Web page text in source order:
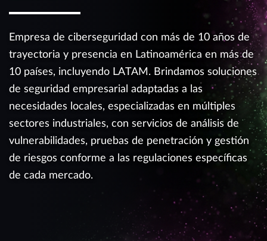
Empresa de ciberseguridad con más de 10 años de
trayectoria y presencia en Latinoamérica en más de
10 países, incluyendo LATAM. Brindamos soluciones
de seguridad empresarial adaptadas a las
necesidades locales, especializadas en múltiples
sectores industriales, con servicios de análisis de
vulnerabilidades, pruebas de penetración y gestión
de riesgos conforme a las regulaciones específicas
de cada mercado.